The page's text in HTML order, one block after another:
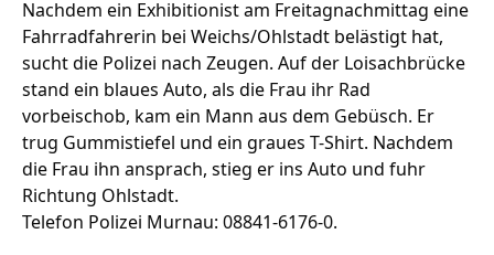
Nachdem ein Exhibitionist am Freitagnachmittag eine
Fahrradfahrerin bei Weichs/Ohlstadt belästigt hat,
sucht die Polizei nach Zeugen. Auf der Loisachbrücke
stand ein blaues Auto, als die Frau ihr Rad
vorbeischob, kam ein Mann aus dem Gebüsch. Er
trug Gummistiefel und ein graues T-Shirt. Nachdem
die Frau ihn ansprach, stieg er ins Auto und fuhr
Richtung Ohlstadt.
Telefon Polizei Murnau: 08841-6176-0.